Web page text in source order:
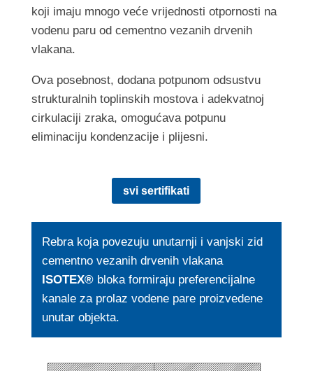
koji imaju mnogo veće vrijednosti otpornosti na
vodenu paru od cementno vezanih drvenih
vlakana.
Ova posebnost, dodana potpunom odsustvu
strukturalnih toplinskih mostova i adekvatnoj
cirkulaciji zraka, omogućava potpunu
eliminaciju kondenzacije i plijesni.
svi sertifikati
Rebra koja povezuju unutarnji i vanjski zid
cementno vezanih drvenih vlakana
ISOTEX®bloka formiraju preferencijalne
kanale za prolaz vodene pare proizvedene
unutar objekta.